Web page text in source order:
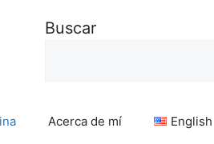
Buscar
Acerca de mí English